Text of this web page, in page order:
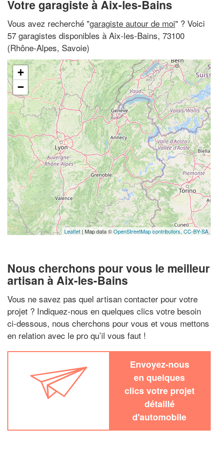
Votre garagiste à Aix-les-Bains
Vous avez recherché "garagiste autour de moi" ? Voici
57 garagistes disponibles à Aix-les-Bains, 73100
(Rhône-Alpes, Savoie)
+
−
Leaflet | Map data ©OpenStreetMap contributors,CC-BY-SA
Nous cherchons pour vous le meilleur
artisan à Aix-les-Bains
Vous ne savez pas quel artisan contacter pour votre
projet ? Indiquez-nous en quelques clics votre besoin
ci-dessous, nous cherchons pour vous et vous mettons
en relation avec le pro qu’il vous faut !
Envoyez-nous
en quelques
clics votre projet
détaillé
d'automobile